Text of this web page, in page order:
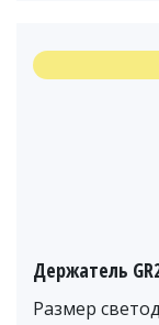
Держатель
Размер